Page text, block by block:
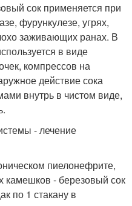
сок применяется при
фурункулезе, угрях,
заживающих ранах. В
в виде
компрессов на
действие сока
внутрь в чистом виде,
- лечение
пиелонефрите,
камешков - березовый сок
по 1 стакану в